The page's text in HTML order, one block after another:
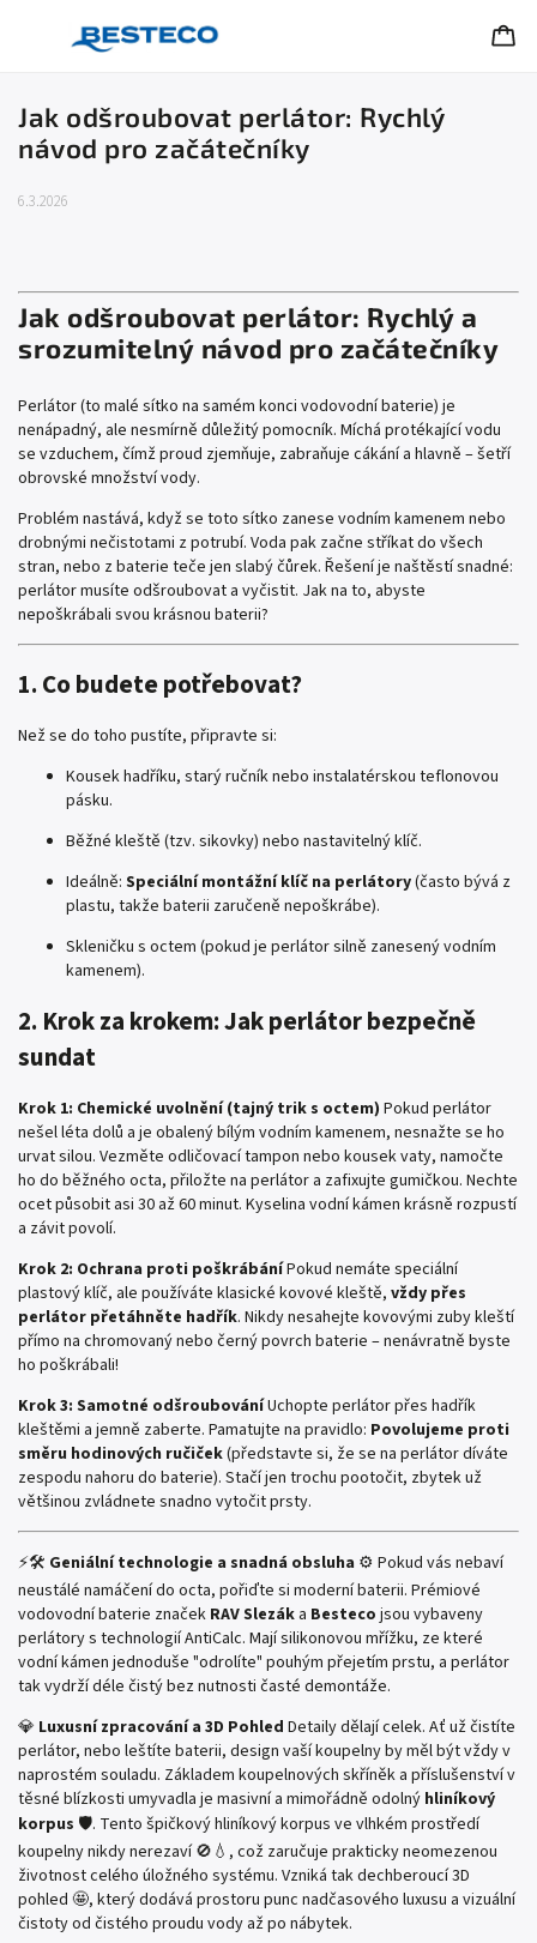
Jak odšroubovat perlátor: Rychlý
návod pro začátečníky
6.3.2026
Jak odšroubovat perlátor: Rychlý a
srozumitelný návod pro začátečníky
Perlátor (to malé sítko na samém konci vodovodní baterie) je
nenápadný, ale nesmírně důležitý pomocník. Míchá protékající vodu
se vzduchem, čímž proud zjemňuje, zabraňuje cákání a hlavně – šetří
obrovské množství vody.
Problém nastává, když se toto sítko zanese vodním kamenem nebo
drobnými nečistotami z potrubí. Voda pak začne stříkat do všech
stran, nebo z baterie teče jen slabý čůrek. Řešení je naštěstí snadné:
perlátor musíte odšroubovat a vyčistit. Jak na to, abyste
nepoškrábali svou krásnou baterii?
1. Co budete potřebovat?
Než se do toho pustíte, připravte si:
Kousek hadříku, starý ručník nebo instalatérskou teflonovou
pásku.
Běžné kleště (tzv. sikovky) nebo nastavitelný klíč.
Ideálně: Speciální montážní klíč na perlátory(často bývá z
plastu, takže baterii zaručeně nepoškrábe).
Skleničku s octem (pokud je perlátor silně zanesený vodním
kamenem).
2. Krok za krokem: Jak perlátor bezpečně
sundat
Krok 1: Chemické uvolnění (tajný trik s octem) Pokud perlátor
nešel léta dolů a je obalený bílým vodním kamenem, nesnažte se ho
urvat silou. Vezměte odličovací tampon nebo kousek vaty, namočte
ho do běžného octa, přiložte na perlátor a zafixujte gumičkou. Nechte
ocet působit asi 30 až 60 minut. Kyselina vodní kámen krásně rozpustí
a závit povolí.
Krok 2: Ochrana proti poškrábáníPokud nemáte speciální
plastový klíč, ale používáte klasické kovové kleště, vždy přes
perlátor přetáhněte hadřík. Nikdy nesahejte kovovými zuby kleští
přímo na chromovaný nebo černý povrch baterie – nenávratně byste
ho poškrábali!
Krok 3: Samotné odšroubováníUchopte perlátor přes hadřík
kleštěmi a jemně zaberte. Pamatujte na pravidlo: Povolujeme proti
směru hodinových ručiček(představte si, že se na perlátor díváte
zespodu nahoru do baterie). Stačí jen trochu pootočit, zbytek už
většinou zvládnete snadno vytočit prsty.
⚡🛠️ Geniální technologie a snadná obsluha ⚙️ Pokud vás nebaví
neustálé namáčení do octa, pořiďte si moderní baterii. Prémiové
vodovodní baterie značek RAV Slezák a Besteco jsou vybaveny
perlátory s technologií AntiCalc. Mají silikonovou mřížku, ze které
vodní kámen jednoduše "odrolíte" pouhým přejetím prstu, a perlátor
tak vydrží déle čistý bez nutnosti časté demontáže.
💎 Luxusní zpracování a 3D Pohled Detaily dělají celek. Ať už čistíte
perlátor, nebo leštíte baterii, design vaší koupelny by měl být vždy v
naprostém souladu. Základem koupelnových skříněk a příslušenství v
těsné blízkosti umyvadla je masivní a mimořádně odolný hliníkový
korpus 🛡️. Tento špičkový hliníkový korpus ve vlhkém prostředí
koupelny nikdy nerezaví 🚫💧, což zaručuje prakticky neomezenou
životnost celého úložného systému. Vzniká tak dechberoucí 3D
pohled 🤩, který dodává prostoru punc nadčasového luxusu a vizuální
čistoty od čistého proudu vody až po nábytek.